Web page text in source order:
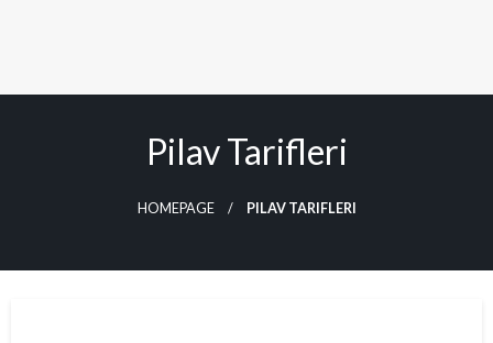
Pilav Tarifleri
HOMEPAGE PILAV TARIFLERI